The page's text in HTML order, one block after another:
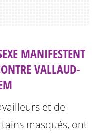
MANIFESTENT
VALLAUD-
et de
masqués, ont